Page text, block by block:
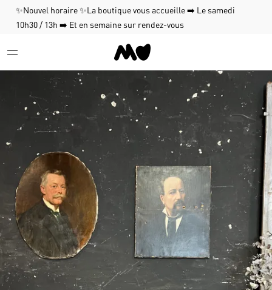
✨Nouvel horaire ✨La boutique vous accueille ➡️ Le samedi
10h30 / 13h ➡️ Et en semaine sur rendez-vous